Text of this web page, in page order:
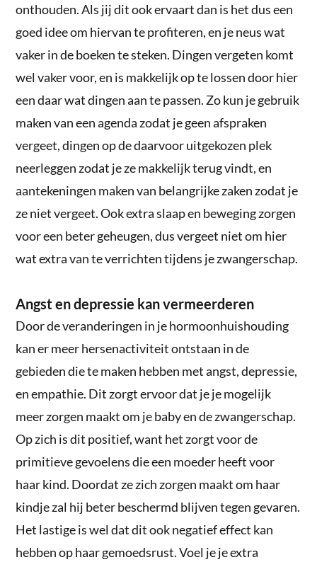
onthouden. Als jij dit ook ervaart dan is het dus een
goed idee om hiervan te profiteren, en je neus wat
vaker in de boeken te steken. Dingen vergeten komt
wel vaker voor, en is makkelijk op te lossen door hier
een daar wat dingen aan te passen. Zo kun je gebruik
maken van een agenda zodat je geen afspraken
vergeet, dingen op de daarvoor uitgekozen plek
neerleggen zodat je ze makkelijk terug vindt, en
aantekeningen maken van belangrijke zaken zodat je
ze niet vergeet. Ook extra slaap en beweging zorgen
voor een beter geheugen, dus vergeet niet om hier
wat extra van te verrichten tijdens je zwangerschap.
Angst en depressie kan vermeerderen
Door de veranderingen in je hormoonhuishouding
kan er meer hersenactiviteit ontstaan in de
gebieden die te maken hebben met angst, depressie,
en empathie. Dit zorgt ervoor dat je je mogelijk
meer zorgen maakt om je baby en de zwangerschap.
Op zich is dit positief, want het zorgt voor de
primitieve gevoelens die een moeder heeft voor
haar kind. Doordat ze zich zorgen maakt om haar
kindje zal hij beter beschermd blijven tegen gevaren.
Het lastige is wel dat dit ook negatief effect kan
hebben op haar gemoedsrust. Voel je je extra